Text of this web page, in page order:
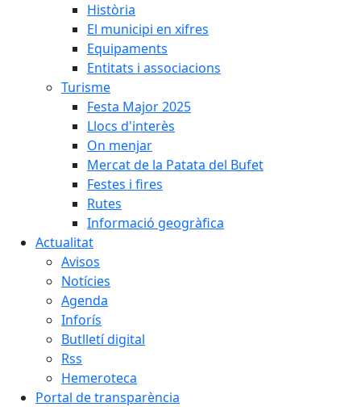
Història
El municipi en xifres
Equipaments
Entitats i associacions
Turisme
Festa Major 2025
Llocs d'interès
On menjar
Mercat de la Patata del Bufet
Festes i fires
Rutes
Informació geogràfica
Actualitat
Avisos
Notícies
Agenda
Inforís
Butlletí digital
Rss
Hemeroteca
Portal de transparència